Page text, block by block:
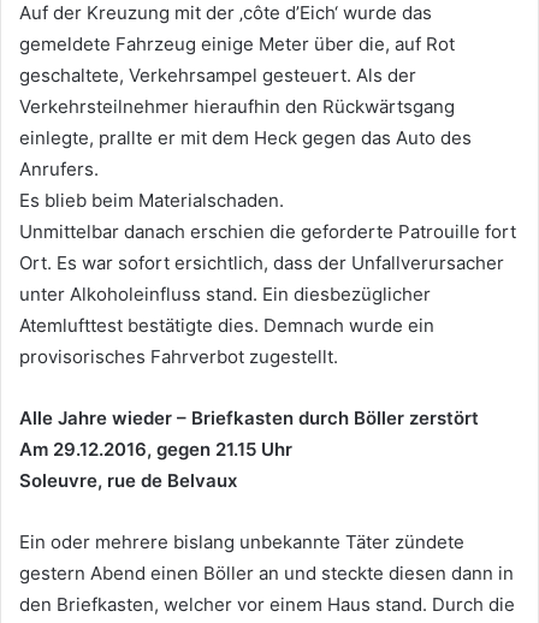
Auf der Kreuzung mit der ‚côte d’Eich‘ wurde das
gemeldete Fahrzeug einige Meter über die, auf Rot
geschaltete, Verkehrsampel gesteuert. Als der
Verkehrsteilnehmer hieraufhin den Rückwärtsgang
einlegte, prallte er mit dem Heck gegen das Auto des
Anrufers.
Es blieb beim Materialschaden.
Unmittelbar danach erschien die geforderte Patrouille fort
Ort. Es war sofort ersichtlich, dass der Unfallverursacher
unter Alkoholeinfluss stand. Ein diesbezüglicher
Atemlufttest bestätigte dies. Demnach wurde ein
provisorisches Fahrverbot zugestellt.
Alle Jahre wieder – Briefkasten durch Böller zerstört
Am 29.12.2016, gegen 21.15 Uhr
Soleuvre, rue de Belvaux
Ein oder mehrere bislang unbekannte Täter zündete
gestern Abend einen Böller an und steckte diesen dann in
den Briefkasten, welcher vor einem Haus stand. Durch die